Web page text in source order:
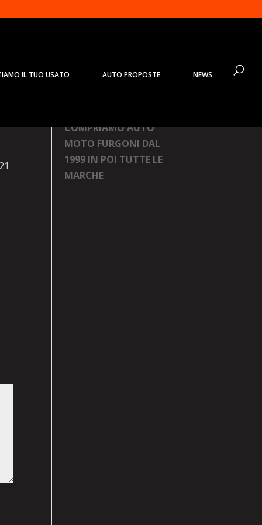
IL TUO USATO AUTO PROPOSTE NEWS
COMPRIAMO AUTO
MOTO FURGONI DAL
1999 IN POI TUTTE LE
MARCHE